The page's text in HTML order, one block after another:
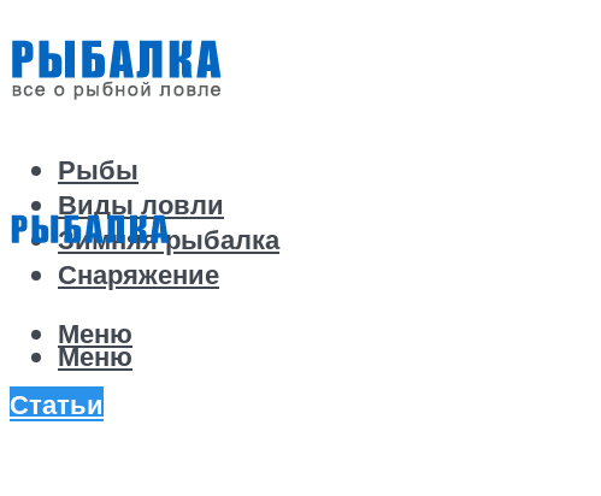
Рыбы
Виды ловли
Зимняя рыбалка
Снаряжение
Меню
Меню
Статьи